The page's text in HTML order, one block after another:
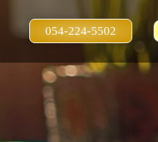
054-224-5502